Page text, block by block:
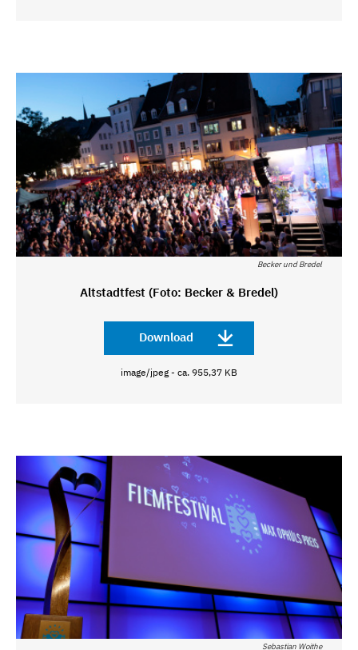
Becker und Bredel
Altstadtfest (Foto: Becker & Bredel)
Download
image/jpeg - ca. 955,37 KB
Sebastian Woithe